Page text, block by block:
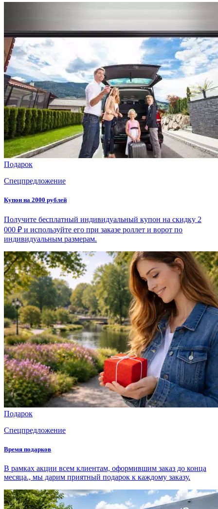
Подарок
Спецпредложение
Купон на 2000 рублей
Получите бесплатный индивидуальный купон на скидку 2
000 ₽ и используйте его при заказе роллет и ворот по
индивидуальным размерам.
Подарок
Спецпредложение
Время подарков
В рамках акции всем клиентам, оформившим заказ до конца
месяца., мы дарим приятный подарок к каждому заказу.